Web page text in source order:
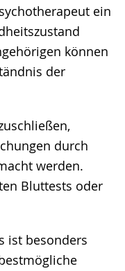
ein
können
der
durch
werden.
Bluttests oder
ist besonders